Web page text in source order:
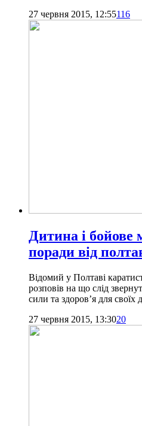
27 червня 2015, 12:55116
Дитина і бойове
поради від
Відомий у Полтаві
розповів на що слід
сили та здоров’я для своїх
27 червня 2015, 13:3020